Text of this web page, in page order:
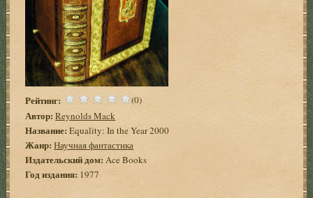
Рейтинг: (0)
Автор: Reynolds Mack
Название: Equality: In the Year 2000
Жанр: Научная фантастика
Издательский дом: Ace Books
Год издания: 1977